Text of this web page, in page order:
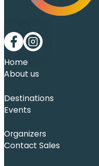
Follow me on Facebook
Follow me on LinkedIn
Home
About us
Destinations
Events
Organizers
Contact Sales